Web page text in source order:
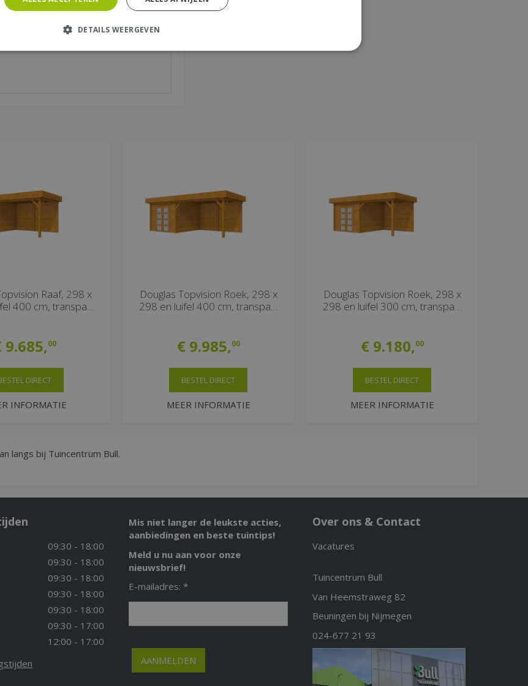
Raaf, 298 x
400 cm, transpa…
9.685,00
INFORMATIE
DIRECT
Douglas Topvision Roek, 298 x
298 en luifel 400 cm, transpa…
€ 9.985,00
MEER INFORMATIE
BESTEL DIRECT
Douglas Topvision Roek, 298 x
298 en luifel 300 cm, transpa…
€ 9.180,00
MEER INFORMATIE
BESTEL DIRECT
langs bij Tuincentrum Bull.
09:30 - 18:00
09:30 - 18:00
09:30 - 18:00
09:30 - 18:00
09:30 - 18:00
09:30 - 17:00
12:00 - 17:00
Mis niet langer de leukste acties,
aanbiedingen en beste tuintips!
Meld u nu aan voor onze
nieuwsbrief!
E-mailadres: *
Over ons & Contact
Vacatures
Tuincentrum Bull
Van Heemstraweg 82
Beuningen bij Nijmegen
024-677 21 93
DETAILS WEERGEVEN